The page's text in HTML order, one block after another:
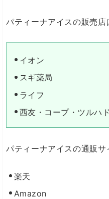
パティーナアイスの販売
イオン
スギ薬局
ライフ
西友・コープ・ツルハ
パティーナアイスの通販
楽天
Amazon